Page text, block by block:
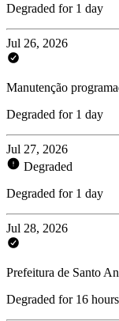
Degraded for 1 day
Jul 26, 2026
Manutenção
Degraded for 1 day
Jul 27, 2026
Degraded
Degraded for 1 day
Jul 28, 2026
Prefeitura de Santo
Degraded for 16